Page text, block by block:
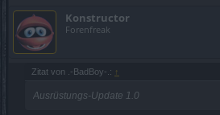
Konstructor
Forenfreak
Zitat von .-BadBoy-.: ↑
Ausrüstungs-Update 1.0